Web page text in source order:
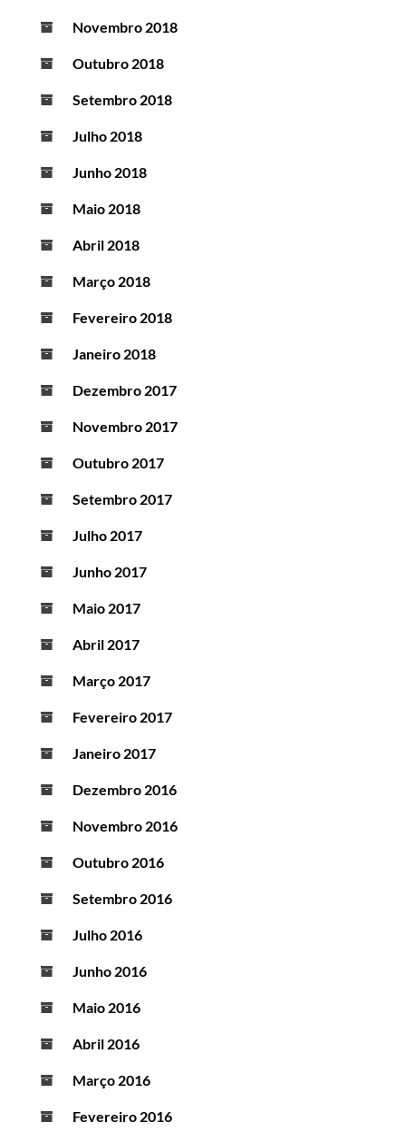
Novembro 2018
Outubro 2018
Setembro 2018
Julho 2018
Junho 2018
Maio 2018
Abril 2018
Março 2018
Fevereiro 2018
Janeiro 2018
Dezembro 2017
Novembro 2017
Outubro 2017
Setembro 2017
Julho 2017
Junho 2017
Maio 2017
Abril 2017
Março 2017
Fevereiro 2017
Janeiro 2017
Dezembro 2016
Novembro 2016
Outubro 2016
Setembro 2016
Julho 2016
Junho 2016
Maio 2016
Abril 2016
Março 2016
Fevereiro 2016